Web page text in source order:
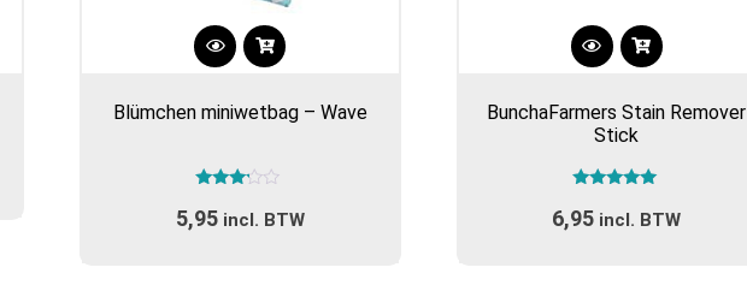
Blümchen miniwetbag – Wave
3.00
uit 5
5,95 incl. BTW
BunchaFarmers Stain Remover
Stick
5.00
uit 5
6,95 incl. BTW